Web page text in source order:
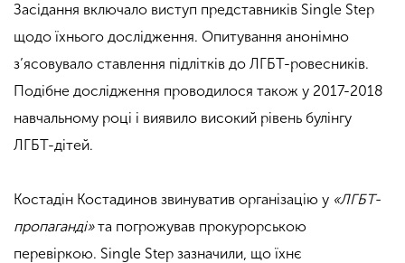
Засідання включало виступ представників Single Step
щодо їхнього дослідження. Опитування анонімно
з’ясовувало ставлення підлітків до ЛГБТ-ровесників.
Подібне дослідження проводилося також у 2017-2018
навчальному році і виявило високий рівень булінгу
ЛГБТ-дітей.
Костадін Костадинов звинуватив організацію у «ЛГБТ-
пропаганді»та погрожував прокурорською
перевіркою. Single Step зазначили, що їхнє